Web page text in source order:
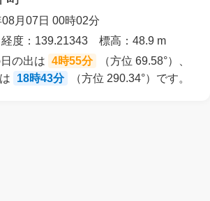
月07日 00時02分
度：139.21343 標高：48.9 m
の出は 4時55分
（方位 69.58°）、
18時43分 （方位 290.34°）です。